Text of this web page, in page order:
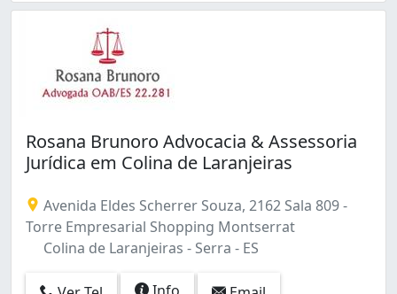
Rosana Brunoro Advocacia & Assessoria
Jurídica em Colina de Laranjeiras
Avenida Eldes Scherrer Souza, 2162 Sala 809 -
Torre Empresarial Shopping Montserrat
Colina de Laranjeiras - Serra - ES